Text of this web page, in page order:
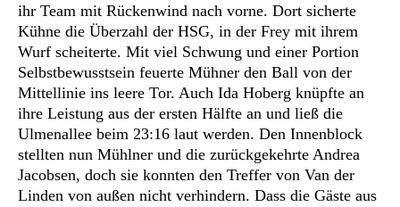
ihr Team mit Rückenwind nach vorne. Dort sicherte
Kühne die Überzahl der HSG, in der Frey mit ihrem
Wurf scheiterte. Mit viel Schwung und einer Portion
Selbstbewusstsein feuerte Mühner den Ball von der
Mittellinie ins leere Tor. Auch Ida Hoberg knüpfte an
ihre Leistung aus der ersten Hälfte an und ließ die
Ulmenallee beim 23:16 laut werden. Den Innenblock
stellten nun Mühlner und die zurückgekehrte Andrea
Jacobsen, doch sie konnten den Treffer von Van der
Linden von außen nicht verhindern. Dass die Gäste aus